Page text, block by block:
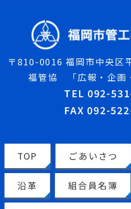
〒810-0016 福岡市中央区
福管協 「広報・企画
TEL 092-
FAX 092-
TOP ごあいさつ
沿革 組合員名簿